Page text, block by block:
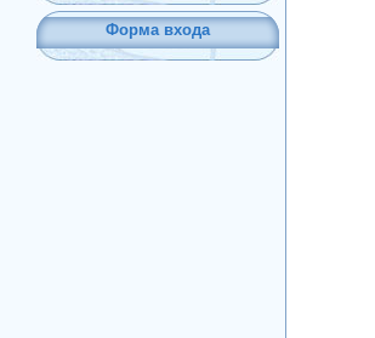
Форма входа